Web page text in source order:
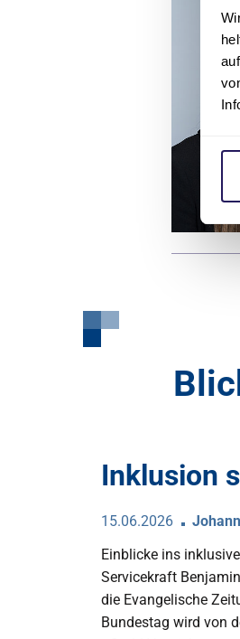
Inklusion
15.06.2026
Einblicke ins
Servicekraft
die Evangelische
Bundestag wird von